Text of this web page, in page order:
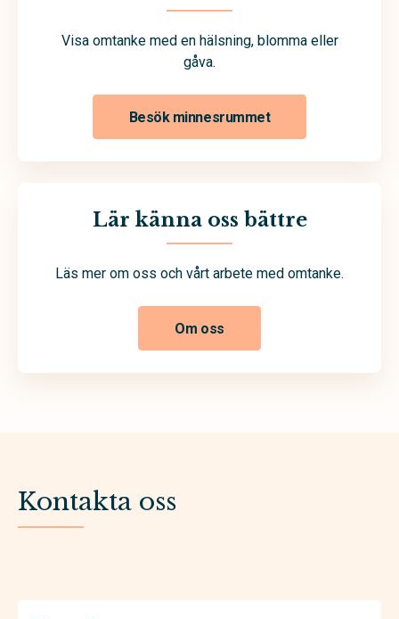
Visa omtanke med en hälsning, blomma eller
gåva.
Besök minnesrummet
Lär känna oss bättre
Läs mer om oss och vårt arbete med omtanke.
Om oss
Kontakta oss